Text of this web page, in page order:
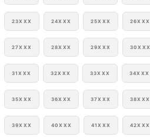
23XXX 24XXX 25XXX 26XXX
27XXX 28XXX 29XXX 30XXX
31XXX 32XXX 33XXX 34XXX
35XXX 36XXX 37XXX 38XXX
39XXX 40XXX 41XXX 42XXX